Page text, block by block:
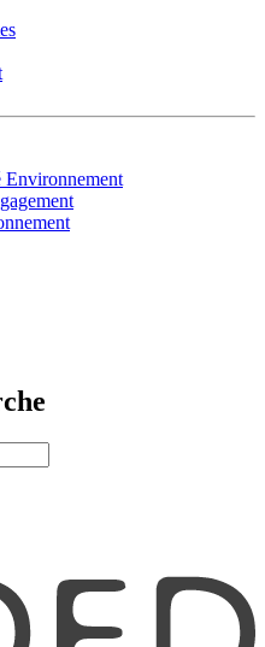
Environnement